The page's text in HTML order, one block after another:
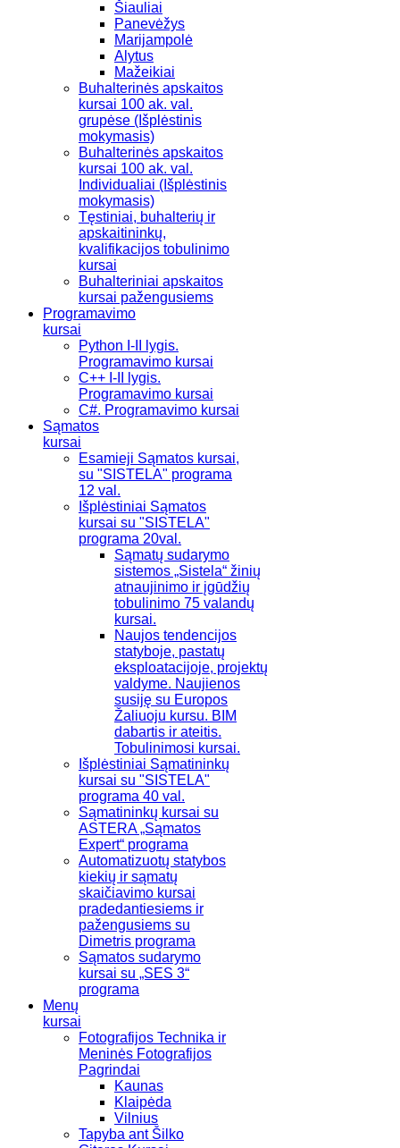
Šiauliai
Panevėžys
Marijampolė
Alytus
Mažeikiai
Buhalterinės apskaitos
kursai 100 ak. val.
grupėse (Išplėstinis
mokymasis)
Buhalterinės apskaitos
kursai 100 ak. val.
Individualiai (Išplėstinis
mokymasis)
Tęstiniai, buhalterių ir
apskaitininkų,
kvalifikacijos tobulinimo
kursai
Buhalteriniai apskaitos
kursai pažengusiems
Programavimo
kursai
Python I-II lygis.
Programavimo kursai
C++ I-II lygis.
Programavimo kursai
C#. Programavimo kursai
Sąmatos
kursai
Esamieji Sąmatos kursai,
su "SISTELA" programa
12 val.
Išplėstiniai Sąmatos
kursai su "SISTELA"
programa 20val.
Sąmatų sudarymo
sistemos „Sistela“ žinių
atnaujinimo ir įgūdžių
tobulinimo 75 valandų
kursai.
Naujos tendencijos
statyboje, pastatų
eksploatacijoje, projektų
valdyme. Naujienos
susiję su Europos
Žaliuoju kursu. BIM
dabartis ir ateitis.
Tobulinimosi kursai.
Išplėstiniai Sąmatininkų
kursai su "SISTELA"
programa 40 val.
Sąmatininkų kursai su
ASTERA „Sąmatos
Expert“ programa
Automatizuotų statybos
kiekių ir sąmatų
skaičiavimo kursai
pradedantiesiems ir
pažengusiems su
Dimetris programa
Sąmatos sudarymo
kursai su „SES 3“
programa
Menų
kursai
Fotografijos Technika ir
Meninės Fotografijos
Pagrindai
Kaunas
Klaipėda
Vilnius
Tapyba ant Šilko